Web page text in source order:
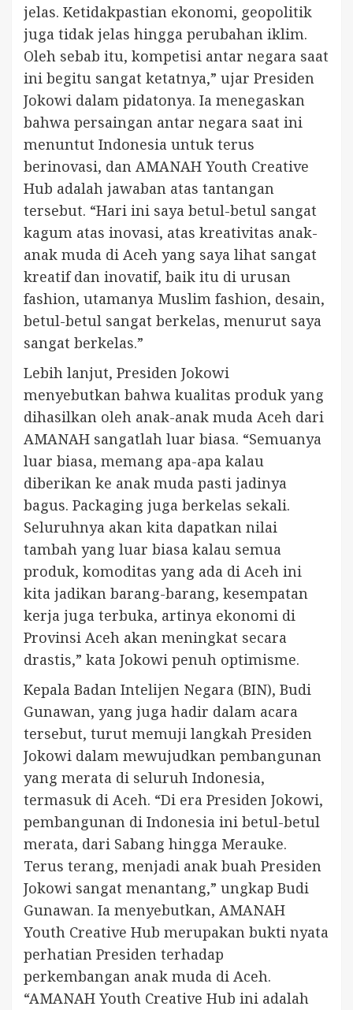
jelas. Ketidakpastian ekonomi, geopolitik
juga tidak jelas hingga perubahan iklim.
Oleh sebab itu, kompetisi antar negara saat
ini begitu sangat ketatnya,” ujar Presiden
Jokowi dalam pidatonya. Ia menegaskan
bahwa persaingan antar negara saat ini
menuntut Indonesia untuk terus
berinovasi, dan AMANAH Youth Creative
Hub adalah jawaban atas tantangan
tersebut. “Hari ini saya betul-betul sangat
kagum atas inovasi, atas kreativitas anak-
anak muda di Aceh yang saya lihat sangat
kreatif dan inovatif, baik itu di urusan
fashion, utamanya Muslim fashion, desain,
betul-betul sangat berkelas, menurut saya
sangat berkelas.”
Lebih lanjut, Presiden Jokowi
menyebutkan bahwa kualitas produk yang
dihasilkan oleh anak-anak muda Aceh dari
AMANAH sangatlah luar biasa. “Semuanya
luar biasa, memang apa-apa kalau
diberikan ke anak muda pasti jadinya
bagus. Packaging juga berkelas sekali.
Seluruhnya akan kita dapatkan nilai
tambah yang luar biasa kalau semua
produk, komoditas yang ada di Aceh ini
kita jadikan barang-barang, kesempatan
kerja juga terbuka, artinya ekonomi di
Provinsi Aceh akan meningkat secara
drastis,” kata Jokowi penuh optimisme.
Kepala Badan Intelijen Negara (BIN), Budi
Gunawan, yang juga hadir dalam acara
tersebut, turut memuji langkah Presiden
Jokowi dalam mewujudkan pembangunan
yang merata di seluruh Indonesia,
termasuk di Aceh. “Di era Presiden Jokowi,
pembangunan di Indonesia ini betul-betul
merata, dari Sabang hingga Merauke.
Terus terang, menjadi anak buah Presiden
Jokowi sangat menantang,” ungkap Budi
Gunawan. Ia menyebutkan, AMANAH
Youth Creative Hub merupakan bukti nyata
perhatian Presiden terhadap
perkembangan anak muda di Aceh.
“AMANAH Youth Creative Hub ini adalah